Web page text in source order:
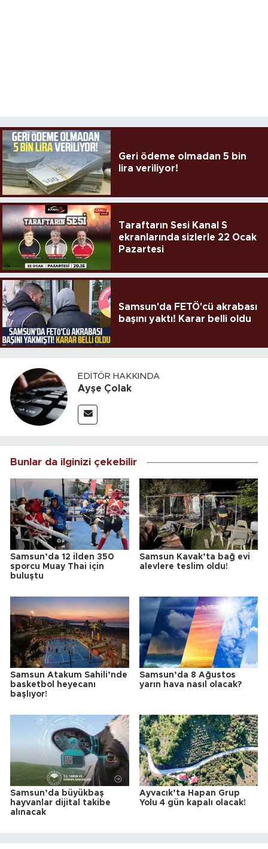
Geri ödeme olmadan 5 bin
lira veriliyor!
Taraftarın Sesi Kanal S
ekranlarında sizlerle 22 Ocak
Pazartesi
Samsun'da FETÖ'cü akrabası
başını yaktı! Karar belli oldu
EDITÖR HAKKINDA
Ayşe Çolak
Bunlar da ilginizi çekebilir
Samsun’da 12 ilden 350
sporcu Muay Thai için
buluştu
Samsun Kavak’ta bağ evi
alevlere teslim oldu!
Samsun Atakum Sahili’nde
basketbol heyecanı
başlıyor!
Samsun’da 8 Ağustos
yarın hava nasıl olacak?
Samsun’da büyükbaş
hayvanlar dijital takibe
alınacak
Ayvacık’ta Hapan Grup
Yolu 4 gün kapalı olacak!